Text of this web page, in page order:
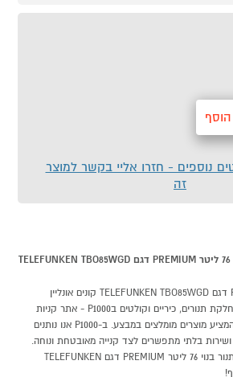
הוסף
נוספים - חזרו אליי בקשר למוצר
זה
למה כדאי לקנות תנור בנוי 76 ליטר PREMIUM דגם TELEFUNKEN TBO85WGD
תנור בנוי 76 ליטר PREMIUM דגם TELEFUNKEN TBO85WGD קונים אונליין
בקטגוריית תנורים בנויים במחלקת תנורים, כיריים וקולטים בP1000 - אתר קניות
ישראלי בטוח, משתלם ונוח המציע מוצרים מומלצים במבצע. ב-P1000 אנו נותנים
ושירות בלתי מתפשרים לצד קנייה מאובטחת ונוחה.
אצלנו, קניות באינטרנט של תנור בנוי 76 ליטר PREMIUM דגם TELEFUNKEN